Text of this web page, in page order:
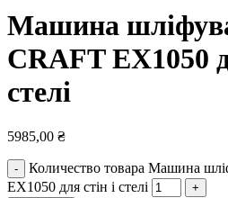
Машина
CRAFT EX1050
стелі
5985,00 ₴
Количество товара Машина
EX1050 для стін і стелі